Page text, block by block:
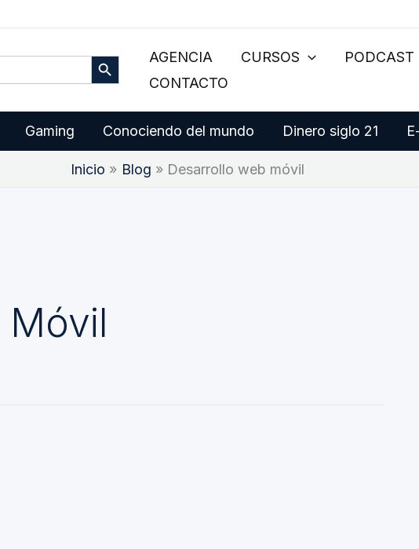
Botón de búsquedaAGENCIA CURSOS
PODCAST
CONTACTO
Gaming Conociendo del mundo Dinero siglo 21
Inicio Blog Desarrollo web móvil
Móvil